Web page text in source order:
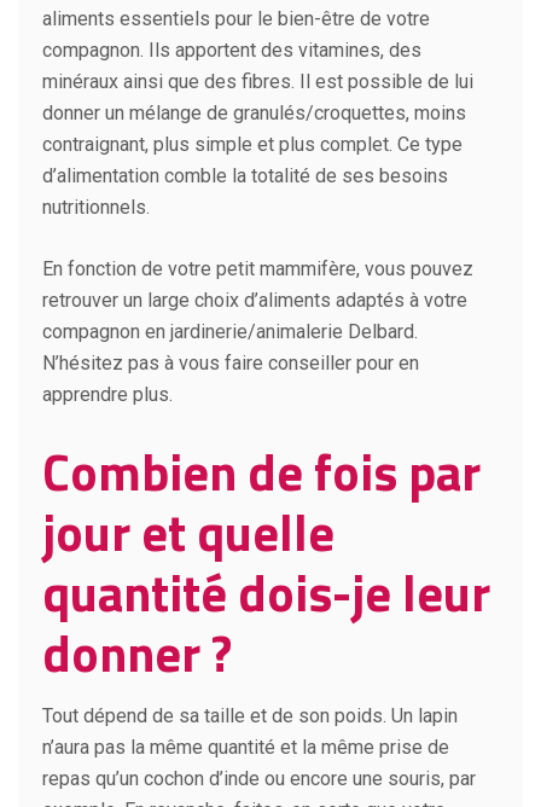
aliments essentiels pour le bien-être de votre
compagnon. Ils apportent des vitamines, des
minéraux ainsi que des fibres. Il est possible de lui
donner un mélange de granulés/croquettes, moins
contraignant, plus simple et plus complet. Ce type
d’alimentation comble la totalité de ses besoins
nutritionnels.
En fonction de votre petit mammifère, vous pouvez
retrouver un large choix d’aliments adaptés à votre
compagnon en jardinerie/animalerie Delbard.
N’hésitez pas à vous faire conseiller pour en
apprendre plus.
Combien de fois par
jour et quelle
quantité dois-je leur
donner ?
Tout dépend de sa taille et de son poids. Un lapin
n’aura pas la même quantité et la même prise de
repas qu’un cochon d’inde ou encore une souris, par